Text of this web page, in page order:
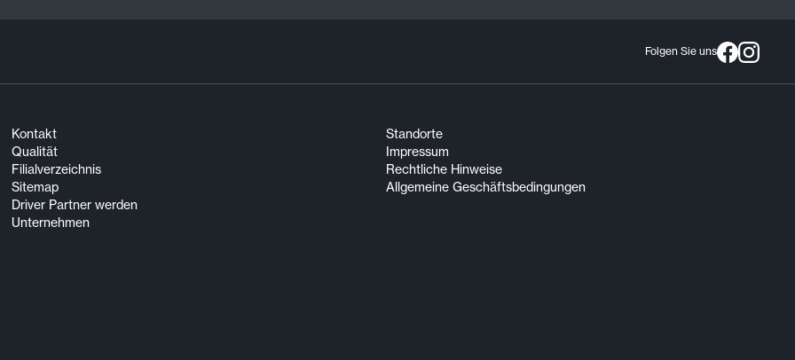
Folgen Sie uns
Kontakt
Qualität
Filialverzeichnis
Sitemap
Driver Partner werden
Unternehmen
Standorte
Impressum
Rechtliche Hinweise
Allgemeine Geschäftsbedingungen